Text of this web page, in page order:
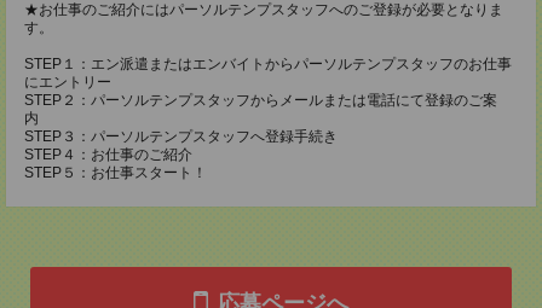
★お仕事のご紹介にはパーソルテンプスタッフへのご登録が必要となりま
す。
STEP１：エン派遣またはエンバイトからパーソルテンプスタッフのお仕事
にエントリー
STEP２：パーソルテンプスタッフからメールまたは電話にて登録のご案
内
STEP３：パーソルテンプスタッフへ登録手続き
STEP４：お仕事のご紹介
STEP５：お仕事スタート！
応募ページへ